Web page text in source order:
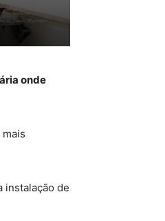
onde
instalação de